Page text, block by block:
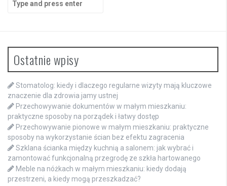
for:
Ostatnie wpisy
Stomatolog: kiedy i dlaczego regularne wizyty mają kluczowe
znaczenie dla zdrowia jamy ustnej
Przechowywanie dokumentów w małym mieszkaniu:
praktyczne sposoby na porządek i łatwy dostęp
Przechowywanie pionowe w małym mieszkaniu: praktyczne
sposoby na wykorzystanie ścian bez efektu zagracenia
Szklana ścianka między kuchnią a salonem: jak wybrać i
zamontować funkcjonalną przegrodę ze szkła hartowanego
Meble na nóżkach w małym mieszkaniu: kiedy dodają
przestrzeni, a kiedy mogą przeszkadzać?